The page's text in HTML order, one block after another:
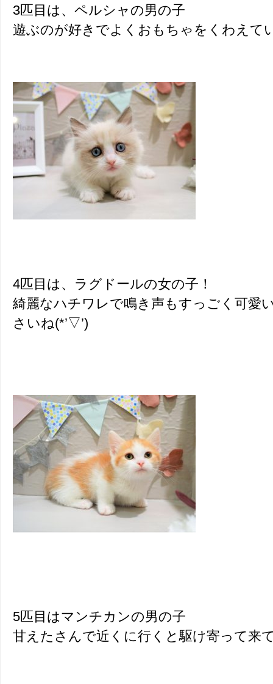
3匹目は、ペルシャの男の子
遊ぶのが好きでよくおもちゃをくわえて
4匹目は、ラグドールの女の子！
綺麗なハチワレで鳴き声もすっごく可愛
さいね(*’▽’)
5匹目はマンチカンの男の子
甘えたさんで近くに行くと駆け寄って来